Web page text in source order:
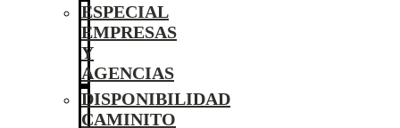
ESPECIAL
EMPRESAS
Y
AGENCIAS
DISPONIBILIDAD
CAMINITO